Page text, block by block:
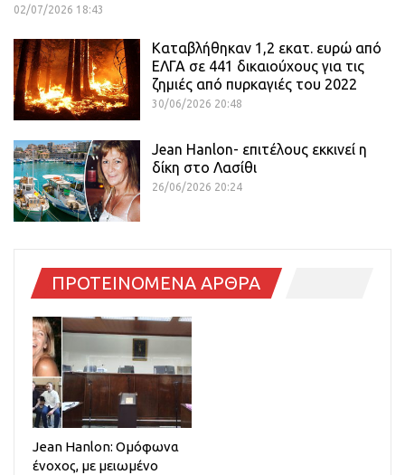
02/07/2026 18:43
Καταβλήθηκαν 1,2 εκατ. ευρώ από
ΕΛΓΑ σε 441 δικαιούχους για τις
ζημιές από πυρκαγιές του 2022
30/06/2026 20:48
Jean Hanlon- επιτέλους εκκινεί η
δίκη στο Λασίθι
26/06/2026 20:24
ΠΡΟΤΕΙΝΟΜΕΝΑ ΑΡΘΡΑ
Jean Hanlon: Ομόφωνα
ένοχος, με μειωμένο